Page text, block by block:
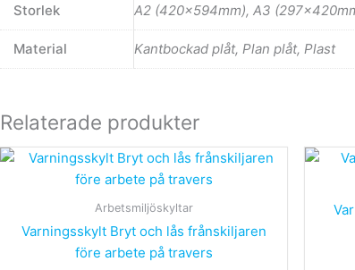
Storlek A2 (420x594mm), A3
Material Kantbockad plåt, Plan plåt, Plast
Relaterade produkter
Arbetsmiljöskyltar
Varningsskylt Bryt och lås frånskiljaren
före arbete på travers
Den
här
flera
varianter.